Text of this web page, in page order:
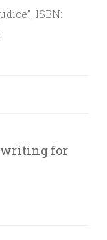
ISBN:
writing for